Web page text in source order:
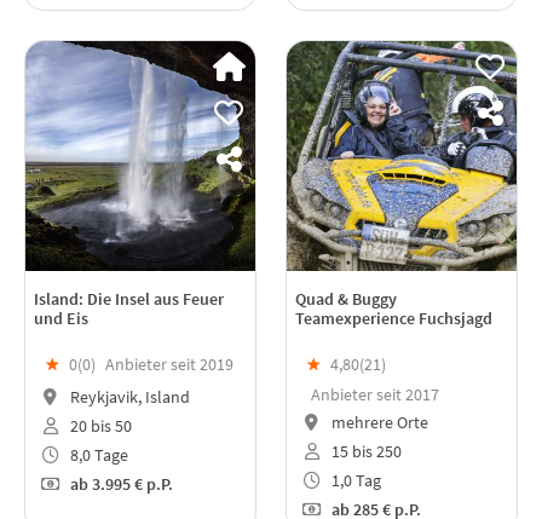
Island: Die Insel aus Feuer
und Eis
★ 0(0) Anbieter seit 2019
Reykjavik, Island
20 bis 50
8,0 Tage
ab3.995 € p.P.
Quad & Buggy
Teamexperience Fuchsjagd
★ 4,80(21)
Anbieter seit 2017
mehrere Orte
15 bis 250
1,0 Tag
ab285 € p.P.